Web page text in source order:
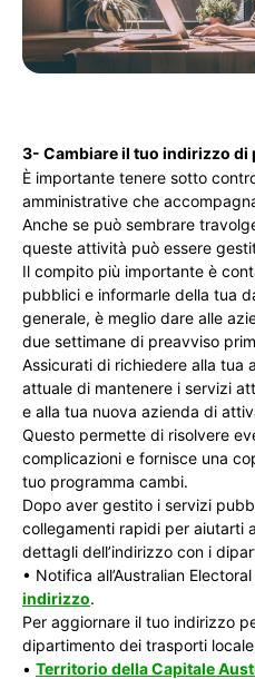
3- Cambiare il tuo indirizzo di
È importante tenere sotto
amministrative che
Anche se può sembrare
queste attività può essere
Il compito più importante è
pubblici e informarle della tua
generale, è meglio dare alle
due settimane di preavviso
Assicurati di richiedere alla tua
attuale di mantenere i servizi
e alla tua nuova azienda di
Questo permette di risolvere
complicazioni e fornisce una
tuo programma cambi.
Dopo aver gestito i servizi
collegamenti rapidi per aiutarti
dettagli dell’indirizzo con i
• Notifica all’Australian
indirizzo.
Per aggiornare il tuo indirizzo
dipartimento dei trasporti
• Territorio della Capitale